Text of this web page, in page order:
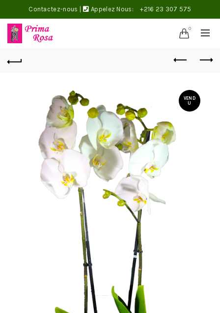
Contactez-nous Appelez Nous: +216 23 307 575
0
VEND
U